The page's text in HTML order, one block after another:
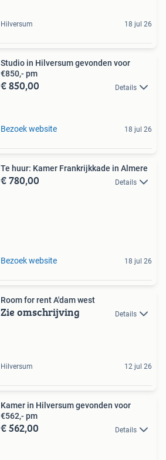
Hilversum 18 jul 26
Studio in Hilversum gevonden voor
€850,- pm
€ 850,00 Details
Bezoek website 18 jul 26
Te huur: Kamer Frankrijkkade in Almere
€ 780,00 Details
Bezoek website 18 jul 26
Room for rent A'dam west
Zie omschrijving Details
Hilversum 12 jul 26
Kamer in Hilversum gevonden voor
€562,- pm
€ 562,00 Details